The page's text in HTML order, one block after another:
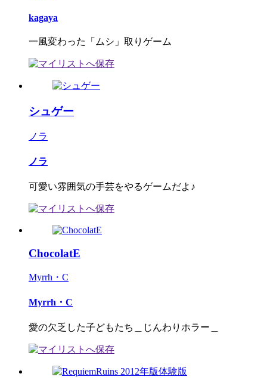
kagaya
一風変わった「ムシ」取りゲーム
シュゲー
ノラ
ノラ
可愛い雰囲気の手芸をやるゲームだよ♪
ChocolatE
Myrrh・C
Myrrh・C
愛の欠乏した子どもたち＿じんわりホラー＿